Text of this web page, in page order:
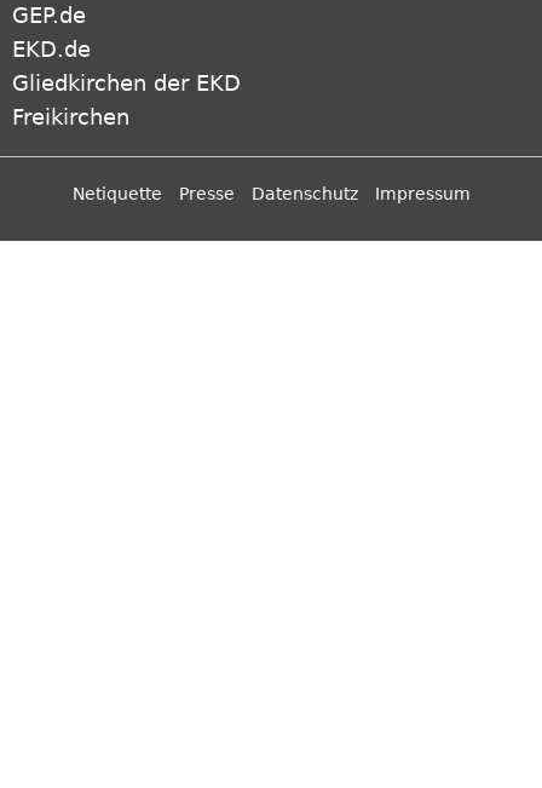
GEP.de
EKD.de
Gliedkirchen der EKD
Freikirchen
Netiquette Presse Datenschutz Impressum